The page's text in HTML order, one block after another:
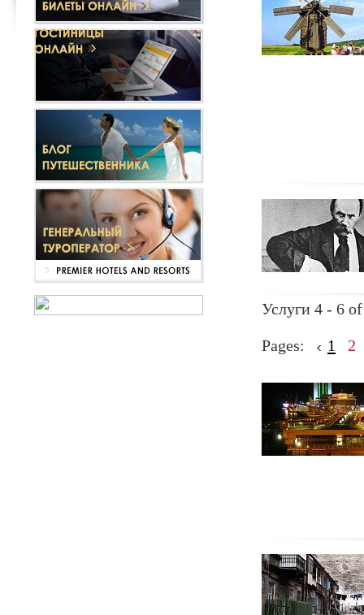
Услуги 4 - 6
Pages: 1 2